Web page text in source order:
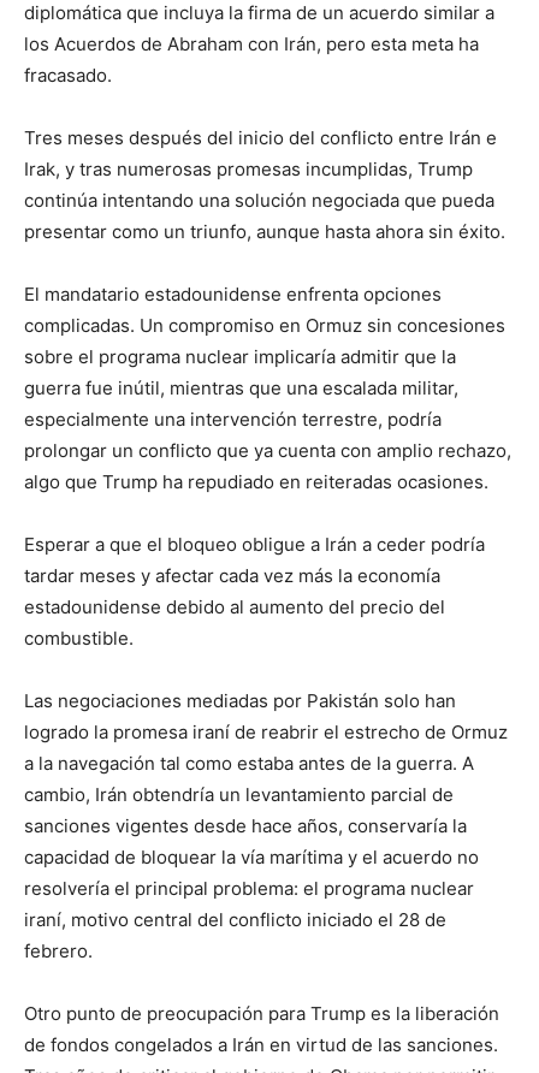
diplomática que incluya la firma de un acuerdo similar a
los Acuerdos de Abraham con Irán, pero esta meta ha
fracasado.
Tres meses después del inicio del conflicto entre Irán e
Irak, y tras numerosas promesas incumplidas, Trump
continúa intentando una solución negociada que pueda
presentar como un triunfo, aunque hasta ahora sin éxito.
El mandatario estadounidense enfrenta opciones
complicadas. Un compromiso en Ormuz sin concesiones
sobre el programa nuclear implicaría admitir que la
guerra fue inútil, mientras que una escalada militar,
especialmente una intervención terrestre, podría
prolongar un conflicto que ya cuenta con amplio rechazo,
algo que Trump ha repudiado en reiteradas ocasiones.
Esperar a que el bloqueo obligue a Irán a ceder podría
tardar meses y afectar cada vez más la economía
estadounidense debido al aumento del precio del
combustible.
Las negociaciones mediadas por Pakistán solo han
logrado la promesa iraní de reabrir el estrecho de Ormuz
a la navegación tal como estaba antes de la guerra. A
cambio, Irán obtendría un levantamiento parcial de
sanciones vigentes desde hace años, conservaría la
capacidad de bloquear la vía marítima y el acuerdo no
resolvería el principal problema: el programa nuclear
iraní, motivo central del conflicto iniciado el 28 de
febrero.
Otro punto de preocupación para Trump es la liberación
de fondos congelados a Irán en virtud de las sanciones.